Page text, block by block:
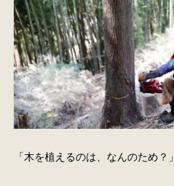
「木を植えるのは、なんのため？」